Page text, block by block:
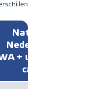
Nationale
Nederlanden
+ uitgebreid
casco